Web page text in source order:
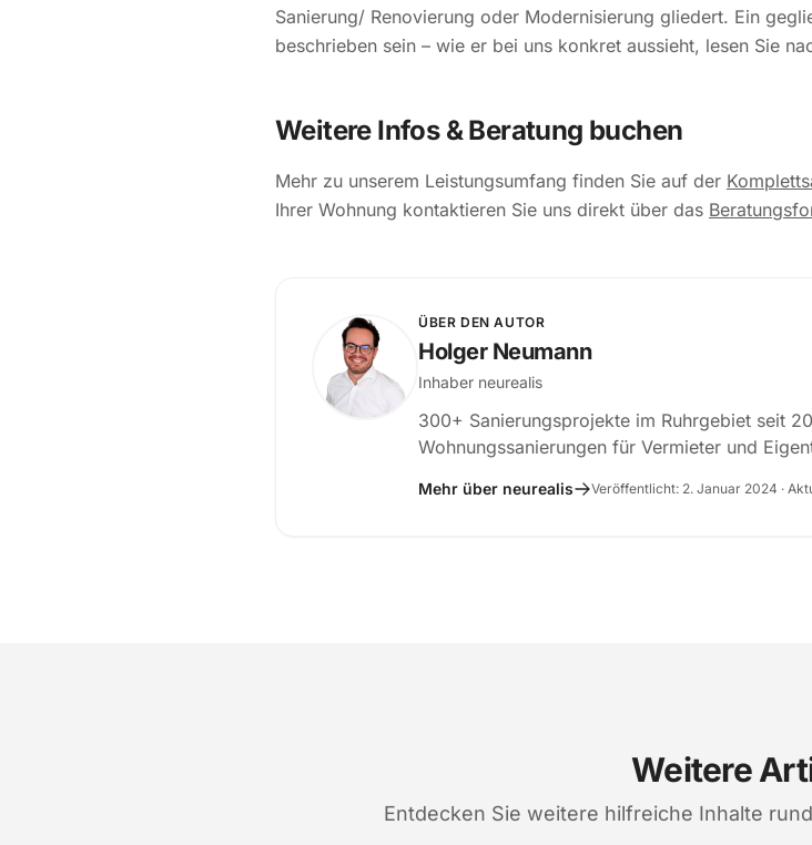
Sanierung/ Renovierung oder Modernisierung gliedert. Ein
beschrieben sein – wie er bei uns konkret aussieht, lesen Sie
Weitere Infos & Beratung buchen
Mehr zu unserem Leistungsumfang finden Sie auf der
Ihrer Wohnung kontaktieren Sie uns direkt über das
ÜBER DEN AUTOR
Holger Neumann
Inhaber neurealis
300+ Sanierungsprojekte im Ruhrgebiet seit
Wohnungssanierungen für Vermieter und
Mehr über neurealis Veröffentlicht: 2. Januar 2024 ·
Weitere
Entdecken Sie weitere hilfreiche Inhalte